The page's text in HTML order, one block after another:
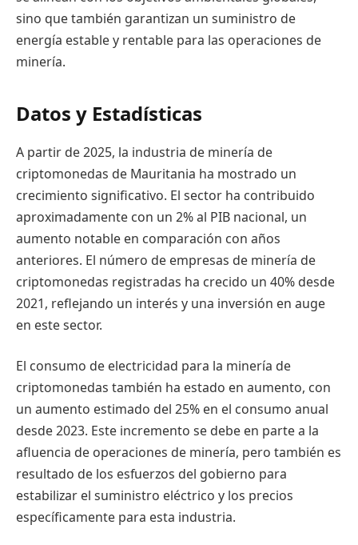
sino que también garantizan un suministro de
energía estable y rentable para las operaciones de
minería.
Datos y Estadísticas
A partir de 2025, la industria de minería de
criptomonedas de Mauritania ha mostrado un
crecimiento significativo. El sector ha contribuido
aproximadamente con un 2% al PIB nacional, un
aumento notable en comparación con años
anteriores. El número de empresas de minería de
criptomonedas registradas ha crecido un 40% desde
2021, reflejando un interés y una inversión en auge
en este sector.
El consumo de electricidad para la minería de
criptomonedas también ha estado en aumento, con
un aumento estimado del 25% en el consumo anual
desde 2023. Este incremento se debe en parte a la
afluencia de operaciones de minería, pero también es
resultado de los esfuerzos del gobierno para
estabilizar el suministro eléctrico y los precios
específicamente para esta industria.